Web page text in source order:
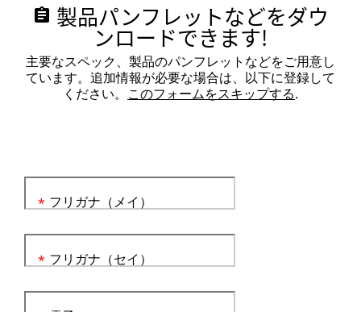
assignment 製品パンフレットなどをダウ
ンロードできます!
主要なスペック、製品のパンフレットなどをご用意し
ています。追加情報が必要な場合は、以下に登録して
ください。 このフォームをスキップする.
フリガナ（メイ）
*
フリガナ（セイ）
*